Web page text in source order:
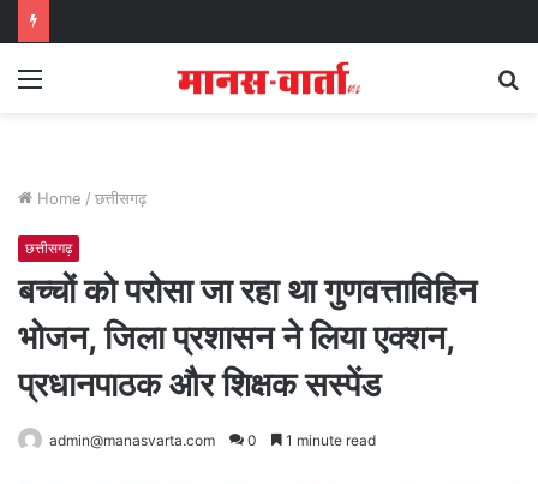
Menu
Home / छत्तीसगढ़
छत्तीसगढ़
बच्चों को परोसा जा रहा था गुणवत्ताविहिन
भोजन, जिला प्रशासन ने लिया एक्शन,
प्रधानपाठक और शिक्षक सस्पेंड
admin@manasvarta.com 0 1 minute read